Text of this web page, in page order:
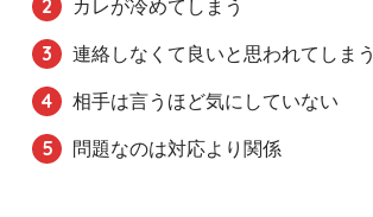
カレが冷めてしまう
連絡しなくて良いと思われてしまう
相手は言うほど気にしていない
問題なのは対応より関係